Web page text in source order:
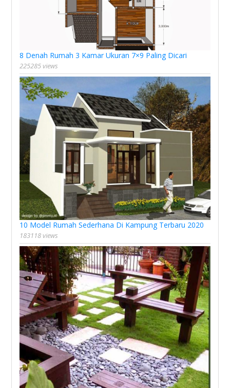
8 Denah Rumah 3 Kamar Ukuran 7×9 Paling Dicari
225285 views
10 Model Rumah Sederhana Di Kampung Terbaru 2020
183118 views